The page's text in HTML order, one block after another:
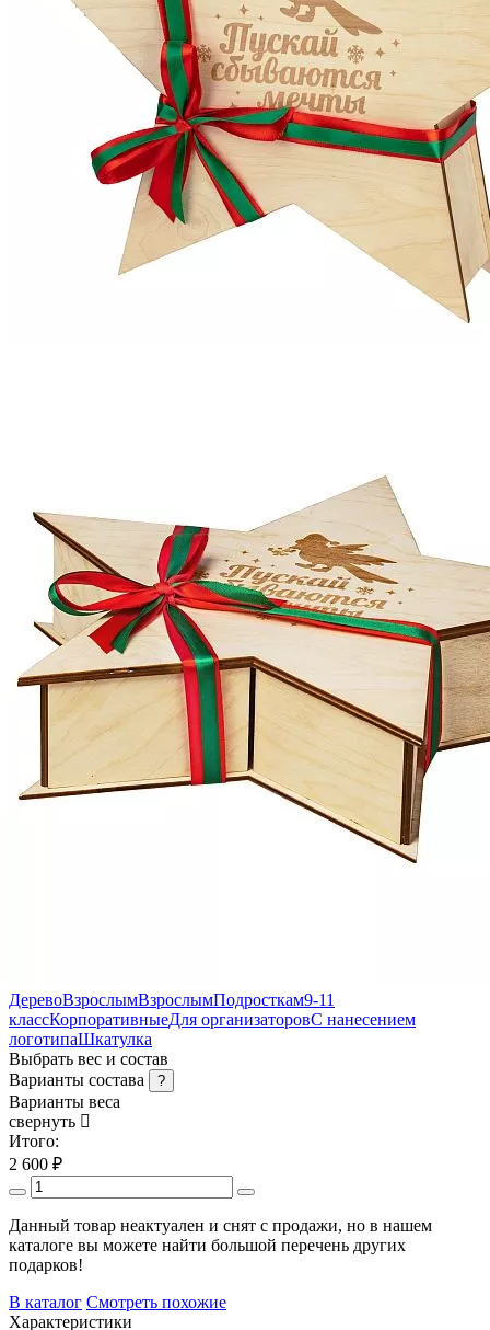
ДеревоВзрослымВзрослымПодросткам9-11
классКорпоративныеДля организаторовС нанесением
логотипаШкатулка
Выбрать вес и состав
Варианты состава
?
Варианты веса
свернуть
Итого:
2 600 ₽
Данный товар неактуален и снят с продажи, но в нашем
каталоге вы можете найти большой перечень других
подарков!
В каталог Смотреть похожие
Характеристики